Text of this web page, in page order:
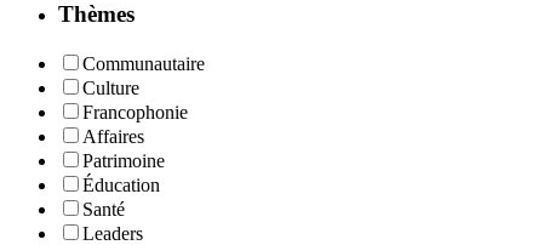
Thèmes
Communautaire
Culture
Francophonie
Affaires
Patrimoine
Éducation
Santé
Leaders